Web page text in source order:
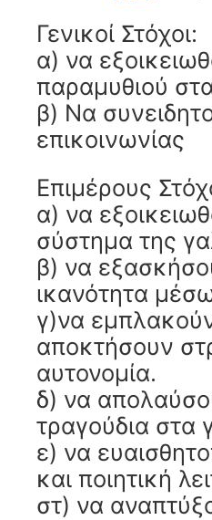
Γενικοί Στόχοι:
α) να
παραμυθιού
β) Να
επικοινωνίας
Επιμέρους
α) να
σύστημα της
β) να
ικανότητα
γ)να
αποκτήσουν
αυτονομία.
δ) να
τραγούδια στα
ε) να
και ποιητική
στ) να